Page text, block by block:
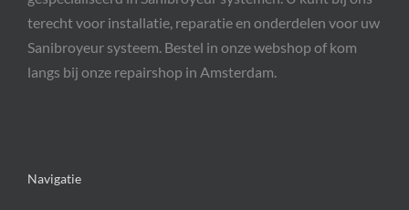
terecht voor installatie, reparatie en onderdelen voor uw
Sanibroyeur systeem. Bestel in onze webshop of kom
langs bij onze repairshop in Amsterdam.
Navigatie